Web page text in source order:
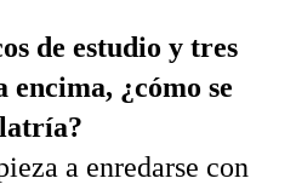
de estudio y tres
encima, ¿cómo se
a enredarse con